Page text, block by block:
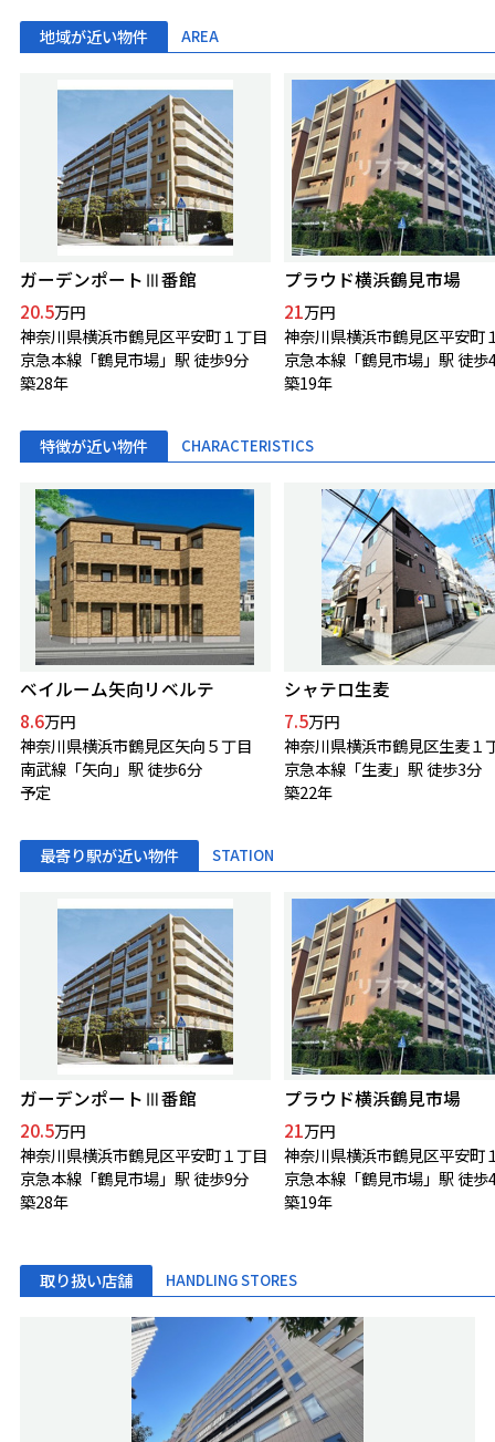
地域が近い物件 AREA
ガーデンポートⅢ番館
20.5万円
神奈川県横浜市鶴見区平安町１丁目
京急本線「鶴見市場」駅 徒歩9分
築28年
プラウド横浜鶴見市場
21万円
神奈川県横浜市鶴見区平安町
京急本線「鶴見市場」駅 徒歩
築19年
特徴が近い物件 CHARACTERISTICS
ベイルーム矢向リベルテ
8.6万円
神奈川県横浜市鶴見区矢向５丁目
南武線「矢向」駅 徒歩6分
予定
シャテロ生麦
7.5万円
神奈川県横浜市鶴見区生麦１
京急本線「生麦」駅 徒歩3分
築22年
最寄り駅が近い物件 STATION
ガーデンポートⅢ番館
20.5万円
神奈川県横浜市鶴見区平安町１丁目
京急本線「鶴見市場」駅 徒歩9分
築28年
プラウド横浜鶴見市場
21万円
神奈川県横浜市鶴見区平安町
京急本線「鶴見市場」駅 徒歩
築19年
取り扱い店舗 HANDLING STORES